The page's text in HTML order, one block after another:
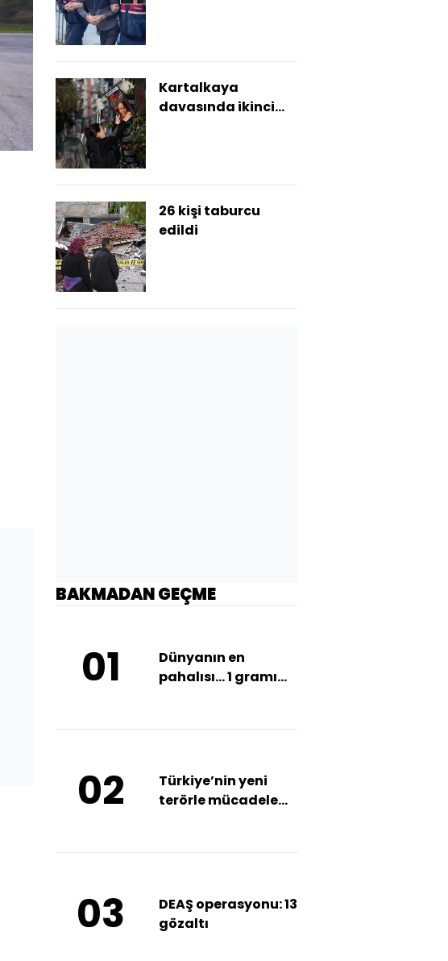
Kartalkaya
davasında ikinci
26 kişi taburcu
edildi
BAKMADAN GEÇME
01
Dünyanın en
pahalısı... 1 gramı
02
Türkiye’nin yeni
terörle mücadele
03
DEAŞ operasyonu: 13
gözaltı